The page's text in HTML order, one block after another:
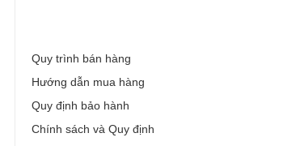
Quy trình bán hàng
Hướng dẫn mua hàng
Quy định bảo hành
Chính sách và Quy định